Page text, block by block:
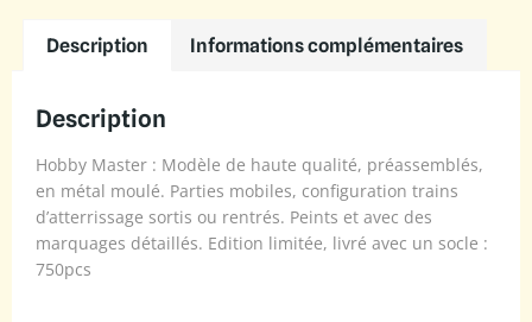
Description Informations complémentaires
Description
Hobby Master : Modèle de haute qualité, préassemblés,
en métal moulé. Parties mobiles, configuration trains
d’atterrissage sortis ou rentrés. Peints et avec des
marquages détaillés. Edition limitée, livré avec un socle :
750pcs